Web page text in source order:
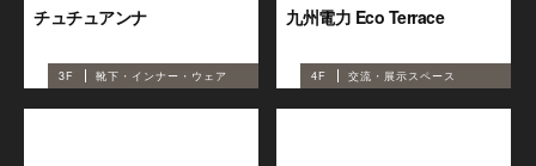
3F 靴下・インナー・ウェア
チュチュアンナ
4F 交流・展示スペース
九州電力 Eco Terrace